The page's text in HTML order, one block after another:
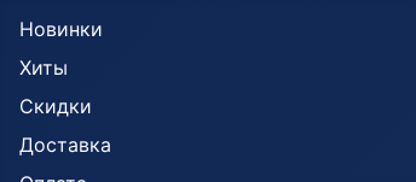
Новинки
Хиты
Скидки
Доставка